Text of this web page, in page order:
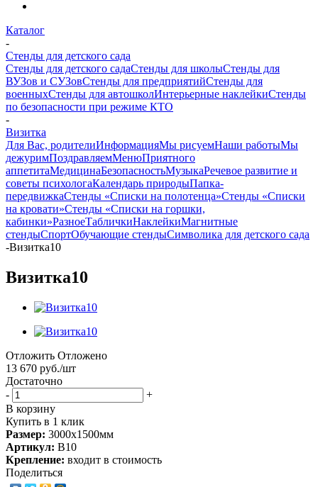
Каталог
-
Стенды для детского сада
Стенды для детского садаСтенды для школыСтенды для
ВУЗов и СУЗовСтенды для предприятийСтенды для
военныхСтенды для автошколИнтерьерные наклейкиСтенды
по безопасности при режиме КТО
-
Визитка
Для Вас, родителиИнформацияМы рисуемНаши работыМы
дежуримПоздравляемМенюПриятного
аппетитаМедицинаБезопасностьМузыкаРечевое развитие и
советы психологаКалендарь природыПапка-
передвижкаСтенды «Списки на полотенца»Стенды «Списки
на кровати»Стенды «Списки на горшки,
кабинки»РазноеТабличкиНаклейкиМагнитные
стендыСпортОбучающие стендыСимволика для детского сада
-Визитка10
Визитка10
Отложить Отложено
13 670 руб./шт
Достаточно
-
+
В корзину
Купить в 1 клик
Размер: 3000х1500мм
Артикул: В10
Крепление: входит в стоимость
Поделиться